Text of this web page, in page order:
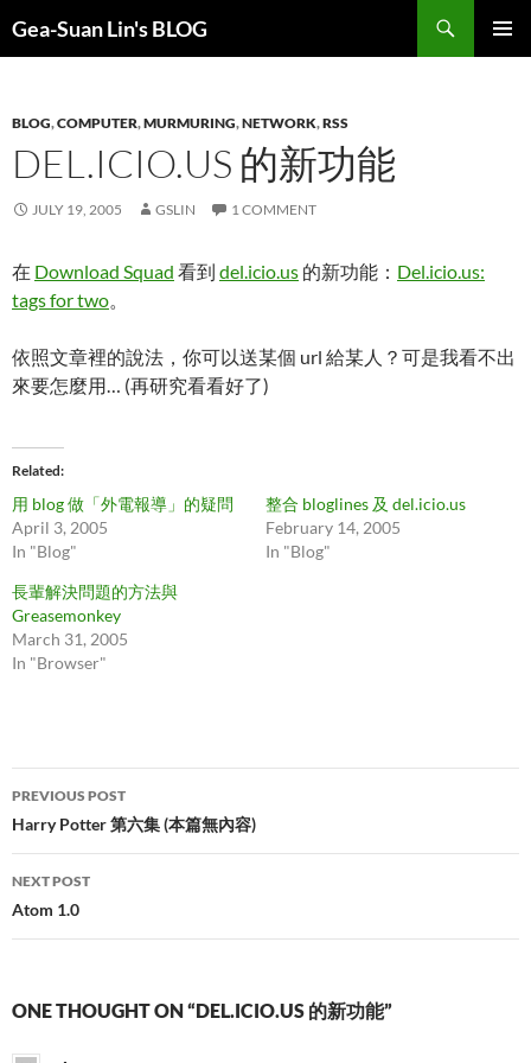
Gea-Suan Lin's BLOG
BLOG,COMPUTER,MURMURING,NETWORK,RSS
DEL.ICIO.US 的新功能
JULY 19, 2005 GSLIN 1 COMMENT
在 Download Squad 看到 del.icio.us 的新功能： Del.icio.us:
tags for two。
依照文章裡的說法，你可以送某個 url 給某人？可是我看不出
來要怎麼用… (再研究看看好了)
Related
用 blog 做「外電報導」的疑問
April 3, 2005
In "Blog"
整合 bloglines 及 del.icio.us
February 14, 2005
In "Blog"
長輩解決問題的方法與
Greasemonkey
March 31, 2005
In "Browser"
Post
navigation
PREVIOUS POST
Harry Potter 第六集 (本篇無內容)
NEXT POST
Atom 1.0
ONE THOUGHT ON “DEL.ICIO.US 的新功能”